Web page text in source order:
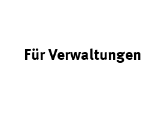
Für Verwaltungen